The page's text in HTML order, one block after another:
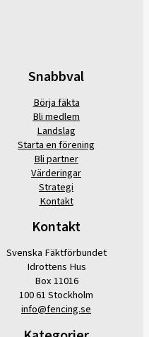
Snabbval
Börja fäkta
Bli medlem
Landslag
Starta en förening
Bli partner
Värderingar
Strategi
Kontakt
Kontakt
Svenska Fäktförbundet
Idrottens Hus
Box 11016
100 61 Stockholm
info@fencing.se